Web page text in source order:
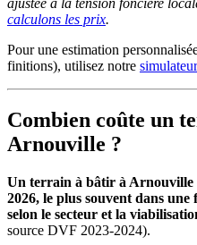
ajustée à la tension foncière
calculons les prix.
Pour une estimation
finitions), utilisez notre
Combien coûte un
Arnouville ?
Un terrain à bâtir à Arnouville
2026, le plus souvent dans une
selon le secteur et la
source DVF 2023-2024).